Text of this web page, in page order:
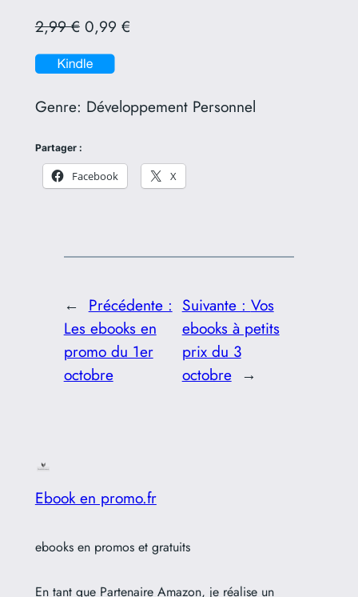
2,99 €0,99 €
Genre: Développement Personnel
Partager :
Facebook X
← Précédente :
Les ebooks en
promo du 1er
octobre
Suivante : Vos
ebooks à petits
prix du 3
octobre →
Ebook en promo.fr
ebooks en promos et gratuits
En tant que Partenaire Amazon, je réalise un